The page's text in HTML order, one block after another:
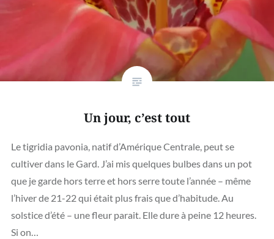
Un jour, c’est tout
Le tigridia pavonia, natif d’Amérique Centrale, peut se
cultiver dans le Gard. J’ai mis quelques bulbes dans un pot
que je garde hors terre et hors serre toute l’année – même
l’hiver de 21-22 qui était plus frais que d’habitude. Au
solstice d’été – une fleur parait. Elle dure à peine 12 heures.
Si on…